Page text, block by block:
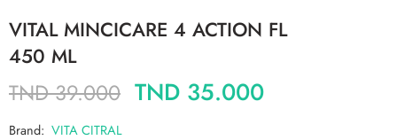
VITAL MINCICARE 4 ACTION FL
450 ML
TND39.000 TND 35.000
Brand: VITA CITRAL